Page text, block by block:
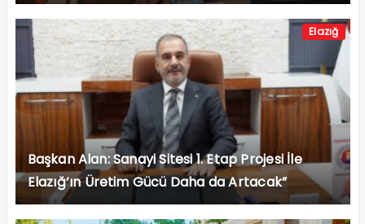
Elazığ
Başkan Alan: Sanayi Sitesi 1. Etap Projesi İle
Elazığ’ın Üretim Gücü Daha da Artacak”